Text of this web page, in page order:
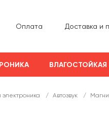
Оплата Доставка и
электроника / Автозвук /